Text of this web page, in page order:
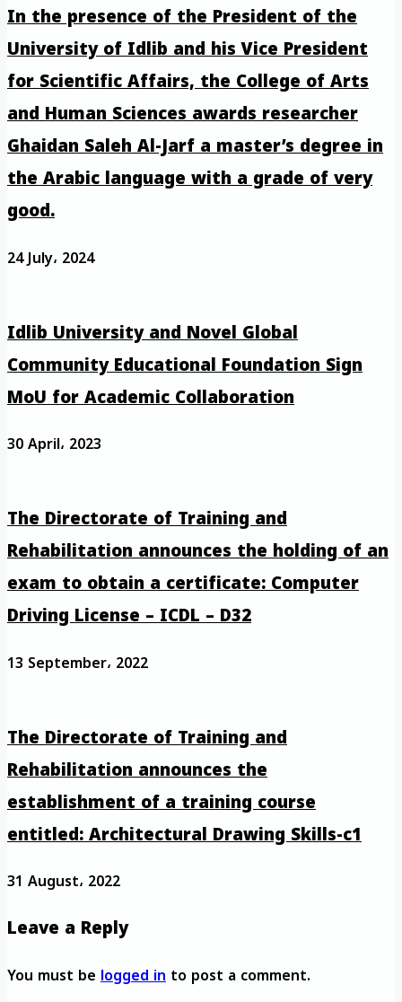
In the presence of the President of the
University of Idlib and his Vice President
for Scientific Affairs, the College of Arts
and Human Sciences awards researcher
Ghaidan Saleh Al-Jarf a master’s degree in
the Arabic language with a grade of very
good.
24 July، 2024
Idlib University and Novel Global
Community Educational Foundation Sign
MoU for Academic Collaboration
30 April، 2023
The Directorate of Training and
Rehabilitation announces the holding of an
exam to obtain a certificate: Computer
Driving License – ICDL – D32
13 September، 2022
The Directorate of Training and
Rehabilitation announces the
establishment of a training course
entitled: Architectural Drawing Skills-c1
31 August، 2022
Leave a Reply
You must belogged into post a comment.